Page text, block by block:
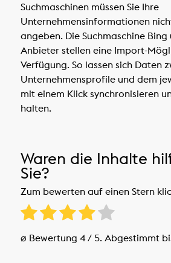
Suchmaschinen müssen Sie Ihre
Unternehmensinformationen
angeben. Die Suchmaschine
Anbieter stellen eine Import-
Verfügung. So lassen sich Daten
Unternehmensprofile und dem
mit einem Klick synchronisieren
halten.
Waren die Inhalte
Sie?
Zum bewerten auf einen Stern
⌀ Bewertung 4/ 5. Abgestimmt